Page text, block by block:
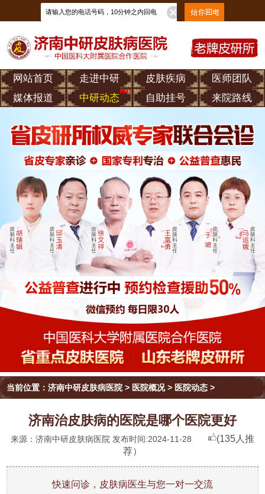
网站首页 走进中研 皮肤疾病
医师团队
媒体报道
中研动态 自助挂号 来院路线
当前位置：济南中研皮肤病医院 > 医院概况> 医院动态 >
济南治皮肤病的医院是哪个医院更好
来源：济南中研皮肤病医院 发布时间:2024-11-28
(135人推
荐）
快速问诊，皮肤病医生与您一对一交流